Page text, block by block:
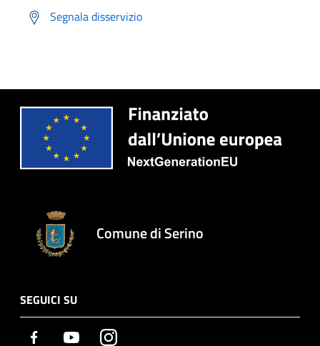
Segnala disservizio
Comune di Serino
SEGUICI SU
Facebook YoutubeInstagram